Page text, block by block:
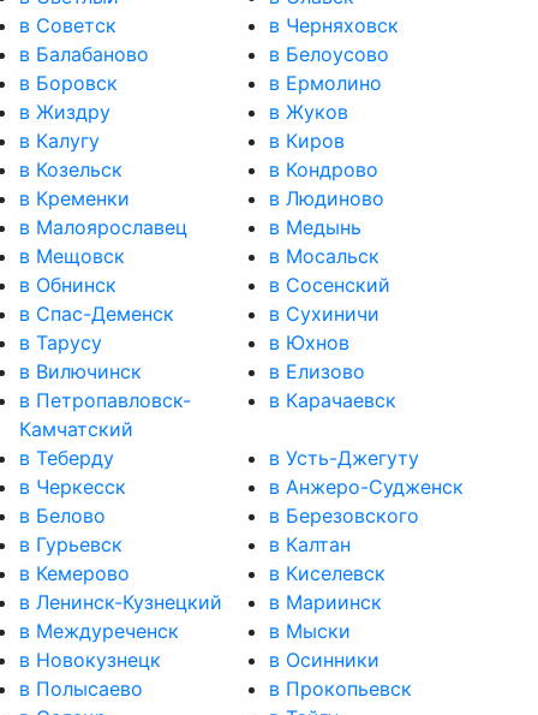
в Советск
в Черняховск
в Балабаново
в Белоусово
в Боровск
в Ермолино
в Жиздру
в Жуков
в Калугу
в Киров
в Козельск
в Кондрово
в Кременки
в Людиново
в Малоярославец
в Медынь
в Мещовск
в Мосальск
в Обнинск
в Сосенский
в Спас-Деменск
в Сухиничи
в Тарусу
в Юхнов
в Вилючинск
в Елизово
в Петропавловск-
Камчатский
в Карачаевск
в Теберду
в Усть-Джегуту
в Черкесск
в Анжеро-Судженск
в Белово
в Березовского
в Гурьевск
в Калтан
в Кемерово
в Киселевск
в Ленинск-Кузнецкий
в Мариинск
в Междуреченск
в Мыски
в Новокузнецк
в Осинники
в Полысаево
в Прокопьевск